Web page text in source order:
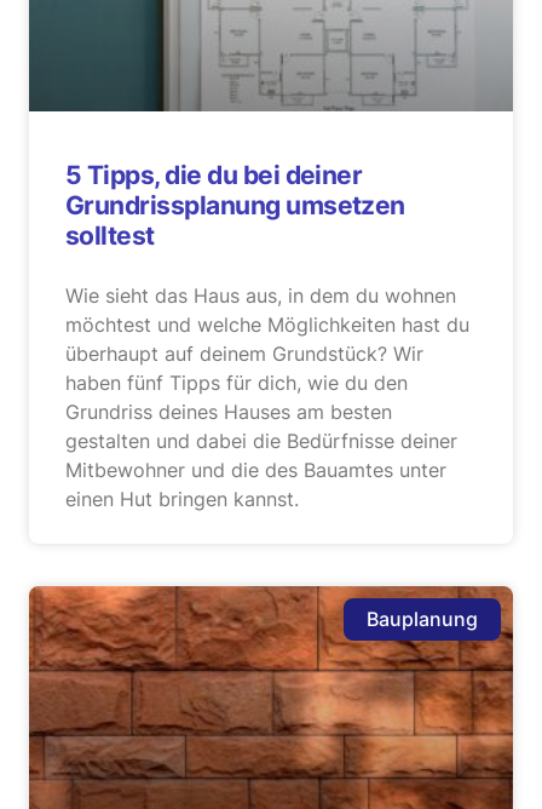
5 Tipps, die du bei deiner
Grundrissplanung umsetzen
solltest
Wie sieht das Haus aus, in dem du wohnen
möchtest und welche Möglichkeiten hast du
überhaupt auf deinem Grundstück? Wir
haben fünf Tipps für dich, wie du den
Grundriss deines Hauses am besten
gestalten und dabei die Bedürfnisse deiner
Mitbewohner und die des Bauamtes unter
einen Hut bringen kannst.
Bauplanung